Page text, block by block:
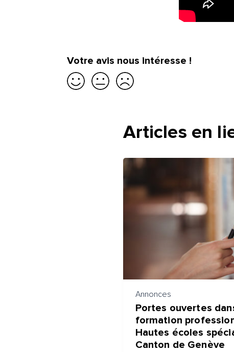
Votre avis nous intéresse !
Articles en
Annonces
Portes ouvertes
formation
Hautes écoles
Canton de Genève